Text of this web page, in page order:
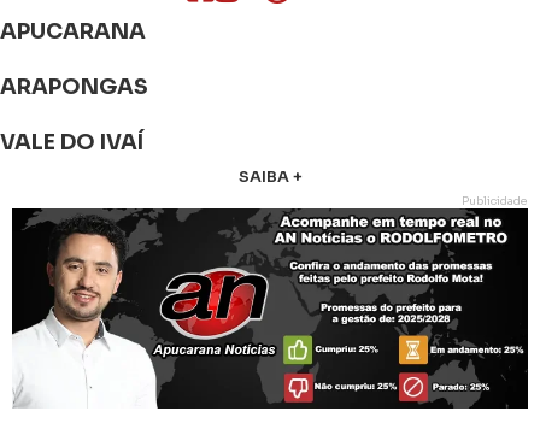
APUCARANA
ARAPONGAS
VALE DO IVAÍ
SAIBA +
Publicidade